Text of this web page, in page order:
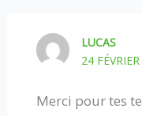
LUCAS
24
Merci pour tes